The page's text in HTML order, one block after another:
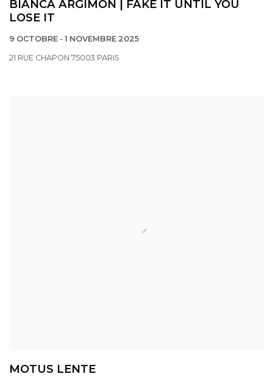
BIANCA ARGIMÓN | FAKE IT UNTIL YOU
LOSE IT
9 OCTOBRE - 1 NOVEMBRE 2025
21 RUE CHAPON 75003 PARIS
MOTUS LENTE